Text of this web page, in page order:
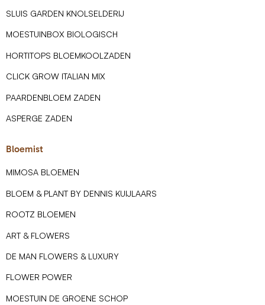
SLUIS GARDEN KNOLSELDERIJ
MOESTUINBOX BIOLOGISCH
HORTITOPS BLOEMKOOLZADEN
CLICK GROW ITALIAN MIX
PAARDENBLOEM ZADEN
ASPERGE ZADEN
Bloemist
MIMOSA BLOEMEN
BLOEM & PLANT BY DENNIS KUIJLAARS
ROOTZ BLOEMEN
ART & FLOWERS
DE MAN FLOWERS & LUXURY
FLOWER POWER
MOESTUIN DE GROENE SCHOP